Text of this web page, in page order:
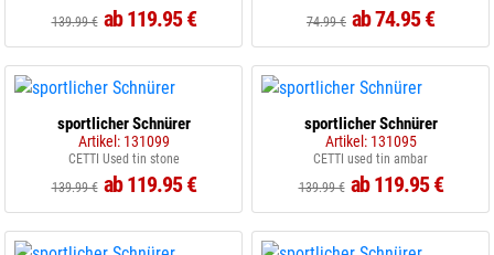
139.99 € ab 119.95 €
74.99 € ab 74.95 €
sportlicher Schnürer
Artikel: 131099
CETTI Used tin stone
139.99 € ab 119.95 €
sportlicher Schnürer
Artikel: 131095
CETTI used tin ambar
139.99 € ab 119.95 €